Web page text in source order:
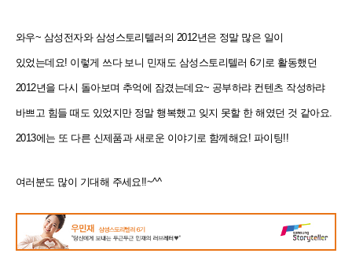
와우~ 삼성전자와 삼성스토리텔러의 2012년은 정말 많은 일이
있었는데요! 이렇게 쓰다 보니 민재도 삼성스토리텔러 6기로 활동했던
2012년을 다시 돌아보며 추억에 잠겼는데요~ 공부하랴 컨텐츠 작성하랴
바쁘고 힘들 때도 있었지만 정말 행복했고 잊지 못할 한 해였던 것 같아요.
2013에는 또 다른 신제품과 새로운 이야기로 함께해요! 파이팅!!
여러분도 많이 기대해 주세요!!~^^